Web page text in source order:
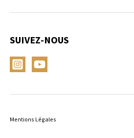
SUIVEZ-NOUS
Mentions Légales